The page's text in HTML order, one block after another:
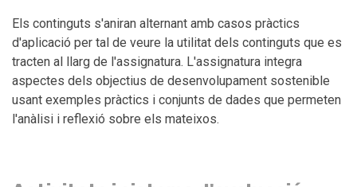
Els continguts s'aniran alternant amb casos pràctics
d'aplicació per tal de veure la utilitat dels continguts que es
tracten al llarg de l'assignatura. L'assignatura integra
aspectes dels objectius de desenvolupament sostenible
usant exemples pràctics i conjunts de dades que permeten
l'anàlisi i reflexió sobre els mateixos.